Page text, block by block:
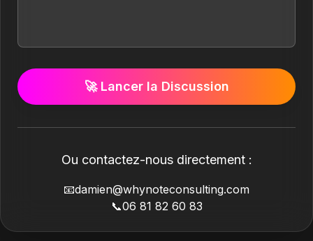
🚀 Lancer la Discussion
Ou contactez-nous directement :
📧damien@whynoteconsulting.com
📞06 81 82 60 83